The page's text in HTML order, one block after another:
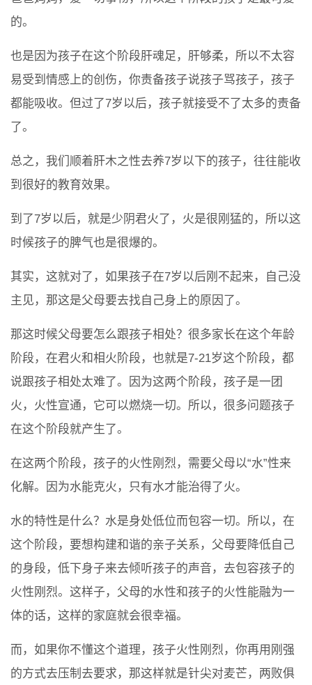
的。
也是因为孩子在这个阶段肝魂足，肝够柔，所以不太容
易受到情感上的创伤，你责备孩子说孩子骂孩子，孩子
都能吸收。但过了7岁以后，孩子就接受不了太多的责备
了。
总之，我们顺着肝木之性去养7岁以下的孩子，往往能收
到很好的教育效果。
到了7岁以后，就是少阴君火了，火是很刚猛的，所以这
时候孩子的脾气也是很爆的。
其实，这就对了，如果孩子在7岁以后刚不起来，自己没
主见，那这是父母要去找自己身上的原因了。
那这时候父母要怎么跟孩子相处？很多家长在这个年龄
阶段，在君火和相火阶段，也就是7-21岁这个阶段，都
说跟孩子相处太难了。因为这两个阶段，孩子是一团
火，火性宣通，它可以燃烧一切。所以，很多问题孩子
在这个阶段就产生了。
在这两个阶段，孩子的火性刚烈，需要父母以“水”性来
化解。因为水能克火，只有水才能治得了火。
水的特性是什么？水是身处低位而包容一切。所以，在
这个阶段，要想构建和谐的亲子关系，父母要降低自己
的身段，低下身子来去倾听孩子的声音，去包容孩子的
火性刚烈。这样子，父母的水性和孩子的火性能融为一
体的话，这样的家庭就会很幸福。
而，如果你不懂这个道理，孩子火性刚烈，你再用刚强
的方式去压制去要求，那这样就是针尖对麦芒，两败俱